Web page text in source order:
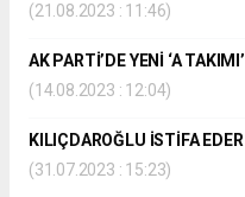
(21.08.2023 : 11:46)
AK PARTİ’DE YENİ ‘A
(14.08.2023 : 12:04)
KILIÇDAROĞLU İSTİFA
(31.07.2023 : 15:23)